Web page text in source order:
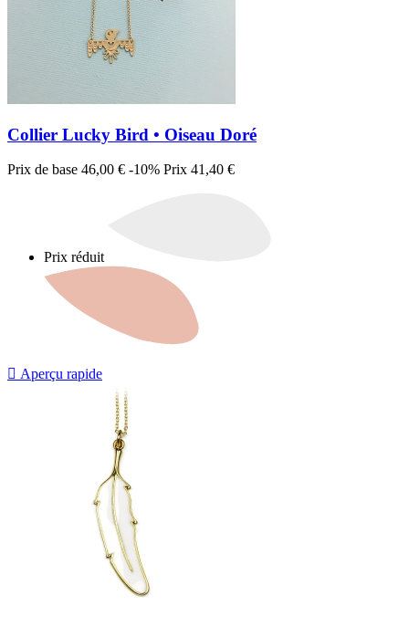
Collier Lucky Bird • Oiseau Doré
Prix de base 46,00 € -10% Prix 41,40 €
Prix réduit
 Aperçu rapide